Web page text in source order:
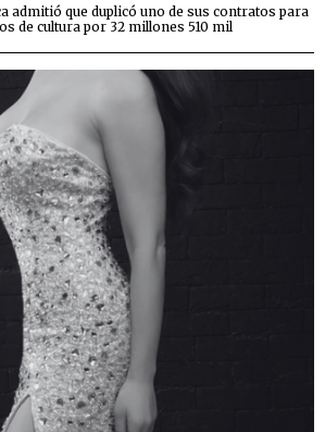
admitió que duplicó uno de sus contratos para
de cultura por 32 millones 510 mil